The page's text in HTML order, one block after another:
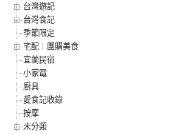
台灣遊記
台灣食記
季節限定
宅配︱團購美食
宜蘭民宿
小家電
廚具
愛食記收錄
按摩
未分類